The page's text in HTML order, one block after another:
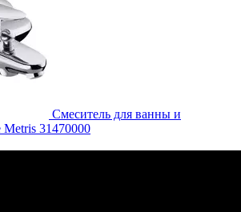
Смеситель для ванны и
31470000